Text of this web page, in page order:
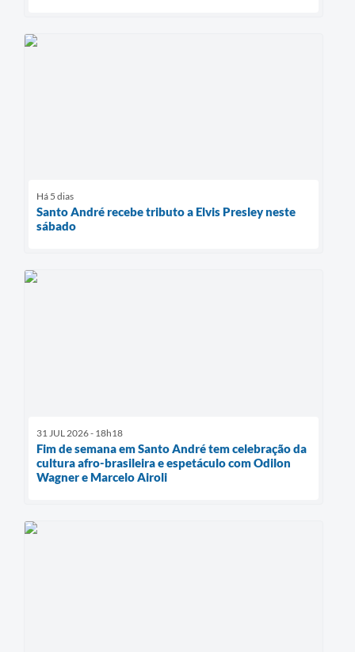
Há 5 dias
Santo André recebe tributo a Elvis Presley neste
sábado
31 JUL 2026 - 18h18
Fim de semana em Santo André tem celebração da
cultura afro-brasileira e espetáculo com Odilon
Wagner e Marcelo Airoli